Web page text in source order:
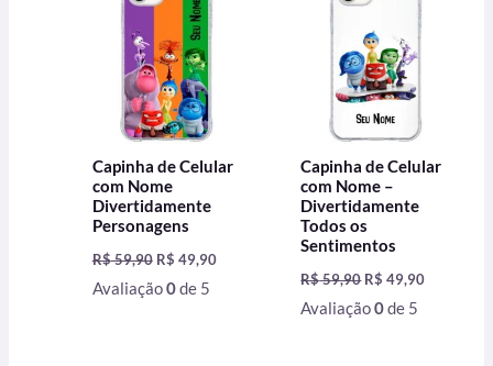
Capinha de Celular
com Nome
Divertidamente
Personagens
R$59,90
R$ 59,90.
R$ 49,90
Avaliação0de 5
Capinha de Celular
com Nome –
Divertidamente
Todos os
Sentimentos
R$59,90
R$ 59,90.
R$ 49,90
Avaliação0de 5